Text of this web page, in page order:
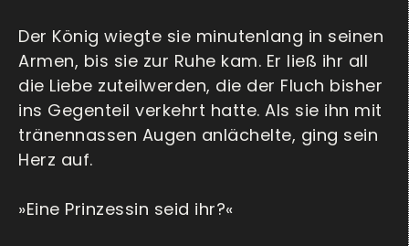
Der König wiegte sie minutenlang in seinen
Armen, bis sie zur Ruhe kam. Er ließ ihr all
die Liebe zuteilwerden, die der Fluch bisher
ins Gegenteil verkehrt hatte. Als sie ihn mit
tränennassen Augen anlächelte, ging sein
Herz auf.
»Eine Prinzessin seid ihr?«